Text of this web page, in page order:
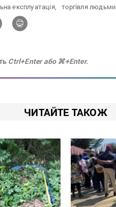
експлуатація,
торгівля людьми
Ctrl+Enter або ⌘+Enter.
ЧИТАЙТЕ ТАКОЖ